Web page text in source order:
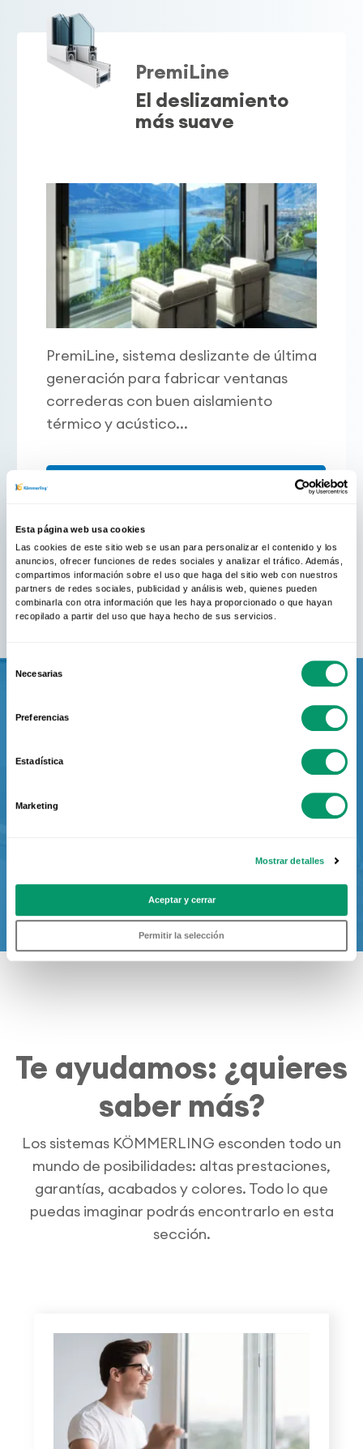
Esta página web usa cookies
Las cookies de este sitio web se usan para personalizar el contenido y los
anuncios, ofrecer funciones de redes sociales y analizar el tráfico. Además,
compartimos información sobre el uso que haga del sitio web con nuestros
partners de redes sociales, publicidad y análisis web, quienes pueden
combinarla con otra información que les haya proporcionado o que hayan
recopilado a partir del uso que haya hecho de sus servicios.
Selección
de
Necesarias
Preferencias
Estadística
Marketing
Mostrar detalles
Aceptar y cerrar
Permitir la selección
PremiLine
El deslizamiento
más suave
PremiLine, sistema deslizante de última
generación para fabricar ventanas
correderas con buen aislamiento
térmico y acústico...
Calidad que se demuestra
Te ayudamos: ¿quieres
saber más?
Los sistemas KÖMMERLING esconden todo un
mundo de posibilidades: altas prestaciones,
garantías, acabados y colores. Todo lo que
puedas imaginar podrás encontrarlo en esta
sección.